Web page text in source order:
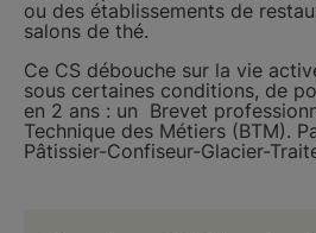
ou des établissements de
salons de thé.
Ce CS débouche sur la vie
sous certaines conditions, de
en 2 ans : un Brevet
Technique des Métiers (BTM).
Pâtissier-Confiseur-Glacier-